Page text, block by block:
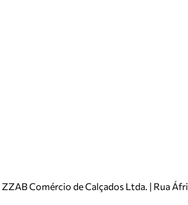
ZZAB Comércio de Calçados Ltda. | Rua